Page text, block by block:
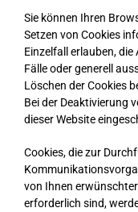
Sie können Ihren
Setzen von Cookies
Einzelfall erlauben,
Fälle oder generell
Löschen der Cookies
Bei der Deaktivierung
dieser Website
Cookies, die zur
von Ihnen
erforderlich sind,